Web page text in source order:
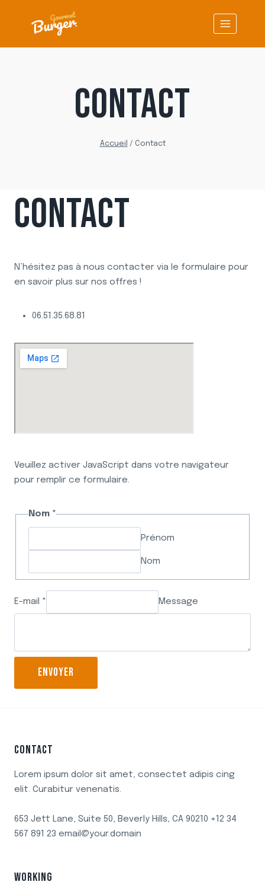
contenu
CONTACT
Accueil / Contact
CONTACT
N’hésitez pas à nous contacter via le formulaire pour
en savoir plus sur nos offres !
06.51.35.68.81
Veuillez activer JavaScript dans votre navigateur
pour remplir ce formulaire.
Nom *
Prénom
Nom
E-mail * Message
ENVOYER
CONTACT
Lorem ipsum dolor sit amet, consectet adipis cing
elit. Curabitur venenatis.
653 Jett Lane, Suite 50, Beverly Hills, CA 90210 +12 34
567 891 23 email@your.domain
WORKING